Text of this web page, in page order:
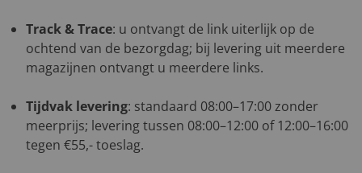
Track & Trace: u ontvangt de link uiterlijk op de
ochtend van de bezorgdag; bij levering uit meerdere
magazijnen ontvangt u meerdere links.
Tijdvak levering: standaard 08:00–17:00 zonder
meerprijs; levering tussen 08:00–12:00 of 12:00–16:00
tegen €55,- toeslag.